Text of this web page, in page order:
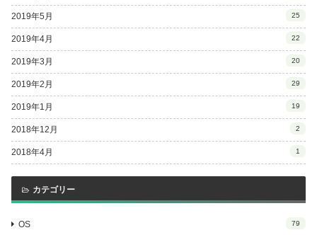
2019年5月 25
2019年4月 22
2019年3月 20
2019年2月 29
2019年1月 19
2018年12月 2
2018年4月 1
カテゴリー
OS 79